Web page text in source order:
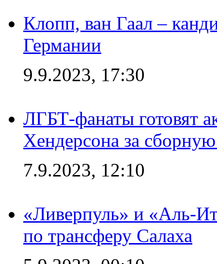
Клопп, ван Гаал –
Германии
9.9.2023, 17:30
ЛГБТ-фанаты готовят
Хендерсона за
7.9.2023, 12:10
«Ливерпуль» и «Аль-
по трансферу Салаха